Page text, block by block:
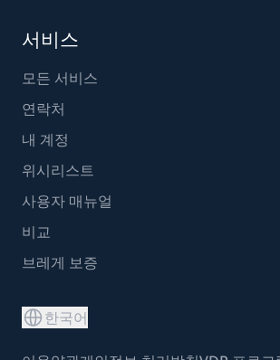
서비스
모든 서비스
연락처
내 계정
위시리스트
사용자 매뉴얼
비교
브레게 보증
한국어